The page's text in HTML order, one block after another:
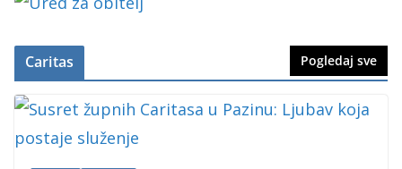
Caritas Pogledaj sve